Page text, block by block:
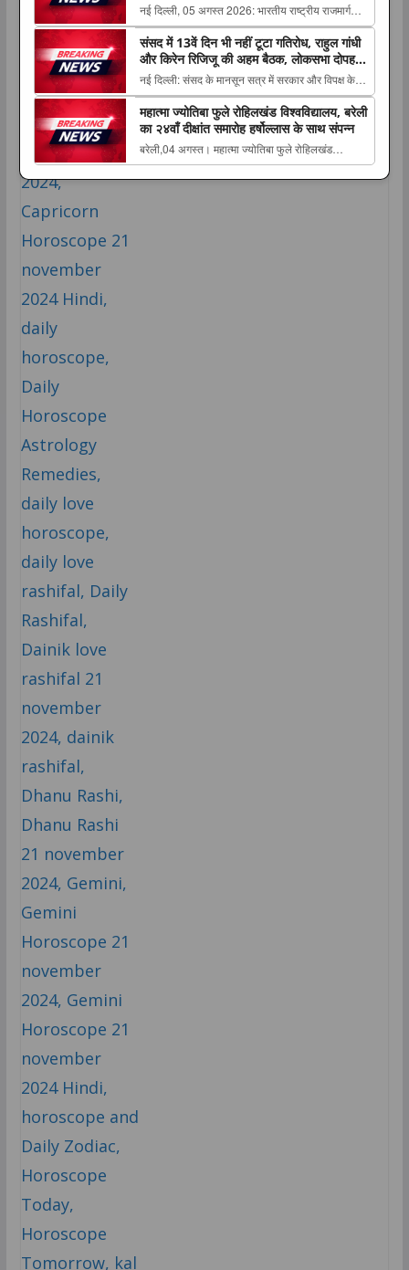
के लिए शिक्षा, नवाचार और उद्यमिता पर हुआ मंथन ...
विरुद्ध कड़ी कार्रवाई
नई दिल्ली, 05 अगस्त 2026: भारतीय राष्ट्रीय राजमार्ग
प्राधिकरण (एनएचएआई) ने कानपुर–लखनऊ एक्सप्रेसवे के
संबंध में Concessionaire (रियायतग्राही), स्वतंत्र
अभियंता The post कानपुर–लखनऊ एक्सप्रेसवे के संबंध
में एनएचएआई द्वारा रियायतग्राही परामर्शदाता एवं...
संसद में 13वें दिन भी नहीं टूटा गतिरोध, राहुल गांधी
और किरेन रिजिजू की अहम बैठक, लोकसभा दोपहर
2 बजे तक स्थगित
नई दिल्ली: संसद के मानसून सत्र में सरकार और विपक्ष के
बीच जारी टकराव बुधवार को भी थमता नजर नहीं The post
संसद में 13वें दिन भी नहीं टूटा गतिरोध, राहुल गांधी और
किरेन रिजिजू की अहम बैठक, लोकसभा दोपहर 2 बजे तक
स्थगित appeared first on The Lucknow Tribu...
महात्मा ज्योतिबा फुले रोहिलखंड विश्वविद्यालय, बरेली
का २४वाँ दीक्षांत समारोह हर्षोल्लास के साथ संपन्न
बरेली,04 अगस्त। महात्मा ज्योतिबा फुले रोहिलखंड
विश्वविद्यालय, बरेली का २४वाँ दीक्षांत समारोह मंगलवार को